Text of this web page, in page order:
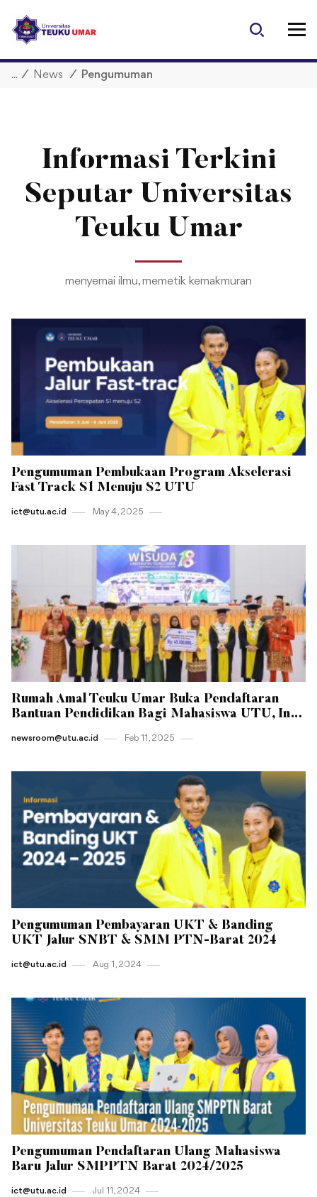
p
/ News / Pengumuman
Informasi Terkini
Seputar Universitas
Teuku Umar
menyemai ilmu, memetik kemakmuran
Pengumuman Pembukaan Program Akselerasi
Fast Track S1 Menuju S2 UTU
ict@utu.ac.id May 4 , 2025
Rumah Amal Teuku Umar Buka Pendaftaran
Bantuan Pendidikan Bagi Mahasiswa UTU, Ini
newsroom@utu.ac.id Feb 11 , 2025
Pengumuman Pembayaran UKT & Banding
UKT Jalur SNBT & SMM PTN-Barat 2024
ict@utu.ac.id Aug 1 , 2024
Pengumuman Pendaftaran Ulang Mahasiswa
Baru Jalur SMPPTN Barat 2024/2025
ict@utu.ac.id Jul 11 , 2024